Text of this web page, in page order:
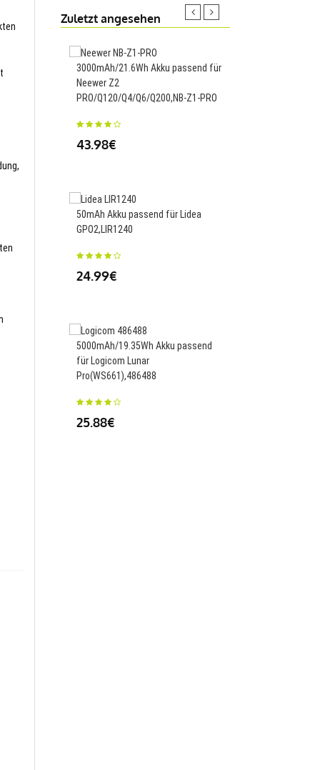
Zuletzt angesehen
3000mAh/21.6Wh Akku passend für
Neewer Z2
PRO/Q120/Q4/Q6/Q200,NB-Z1-PRO
43.98€
50mAh Akku passend für Lidea
GPO2,LIR1240
24.99€
5000mAh/19.35Wh Akku passend
für Logicom Lunar
Pro(WS661),486488
25.88€